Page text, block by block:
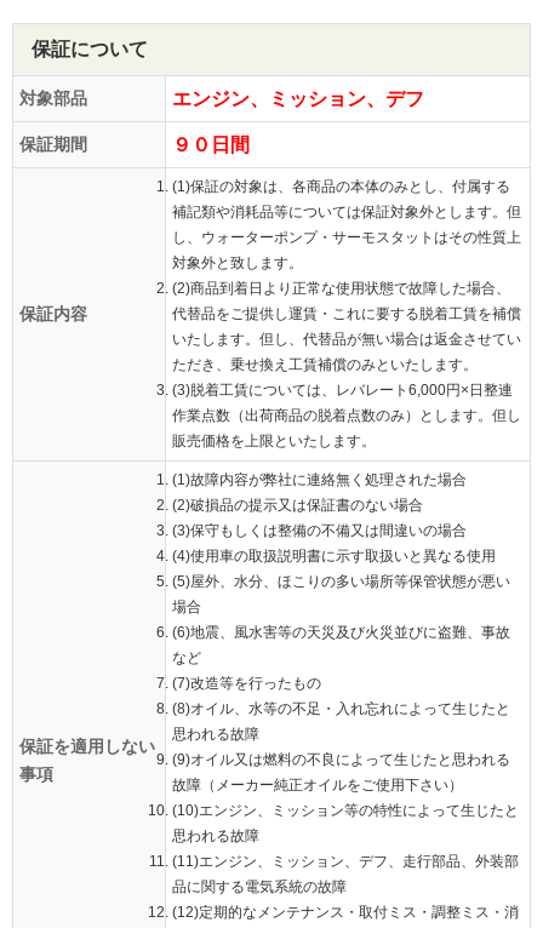
保証について
対象部品 エンジン、ミッション、デフ
保証期間 ９０日間
保証内容
(1)保証の対象は、各商品の本体のみとし、付属する
補記類や消耗品等については保証対象外とします。但
し、ウォーターポンプ・サーモスタットはその性質上
対象外と致します。
(2)商品到着日より正常な使用状態で故障した場合、
代替品をご提供し運賃・これに要する脱着工賃を補償
いたします。但し、代替品が無い場合は返金させてい
ただき、乗せ換え工賃補償のみといたします。
(3)脱着工賃については、レバレート6,000円×日整連
作業点数（出荷商品の脱着点数のみ）とします。但し
販売価格を上限といたします。
保証を適用しない
事項
(1)故障内容が弊社に連絡無く処理された場合
(2)破損品の提示又は保証書のない場合
(3)保守もしくは整備の不備又は間違いの場合
(4)使用車の取扱説明書に示す取扱いと異なる使用
(5)屋外、水分、ほこりの多い場所等保管状態が悪い
場合
(6)地震、風水害等の天災及び火災並びに盗難、事故
など
(7)改造等を行ったもの
(8)オイル、水等の不足・入れ忘れによって生じたと
思われる故障
(9)オイル又は燃料の不良によって生じたと思われる
故障（メーカー純正オイルをご使用下さい）
(10)エンジン、ミッション等の特性によって生じたと
思われる故障
(11)エンジン、ミッション、デフ、走行部品、外装部
品に関する電気系統の故障
(12)定期的なメンテナンス・取付ミス・調整ミス・消